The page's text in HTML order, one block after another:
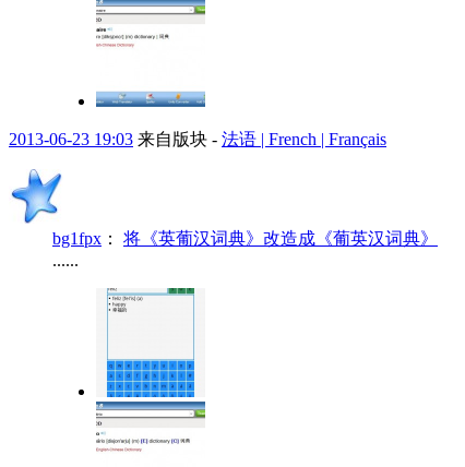
2013-06-23 19:03 来自版块 - 法语 | French | Français
bg1fpx ： 将《英葡汉词典》改造成《葡英汉词典》
......